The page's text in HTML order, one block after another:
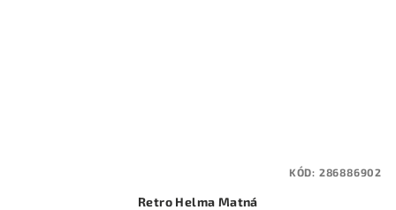
Retro Helma Matná
KÓD: 286886902